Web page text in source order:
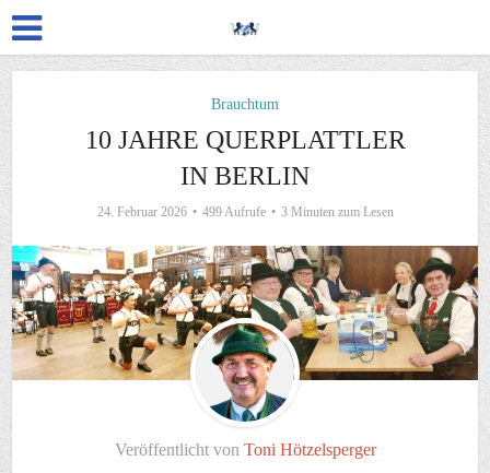
Brauchtum
10 JAHRE QUERPLATTLER
IN BERLIN
24. Februar 2026 499 Aufrufe 3 Minuten zum Lesen
Veröffentlicht von Toni Hötzelsperger